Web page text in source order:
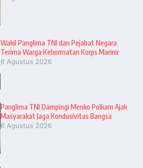
Wakil Panglima TNI dan Pejabat Negara
Terima Warga Kehormatan Korps Marinir
6 Agustus 2026
Panglima TNI Dampingi Menko Polkam Ajak
Masyarakat Jaga Kondusivitas Bangsa
6 Agustus 2026